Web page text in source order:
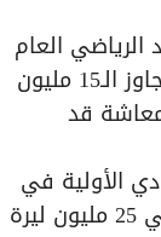
الرياضي العام
أنديتها من الموازنة المخصصة لها لكننا وحين نعلم أن بند دعم الأندية الصغيرة في الميزانية لايتجاوز الـ15 مليون
قد
الأولية في
دوري الكرة تتجاوز 75 مليون ليرة سورية وباقي الألعاب ككرة اليد والطائرة والسلة يكلفها حوالي 25 مليون ليرة